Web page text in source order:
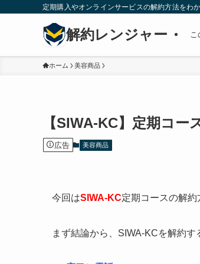
定期購入やオンラインサービスの解約方法をわ
解約レンジャー こ
ホーム 美容商品
【SIWA-KC】定期コ
広告 美容商品
今回はSIWA-KC定期コースの解約
まず結論から、SIWA-KCを解約す